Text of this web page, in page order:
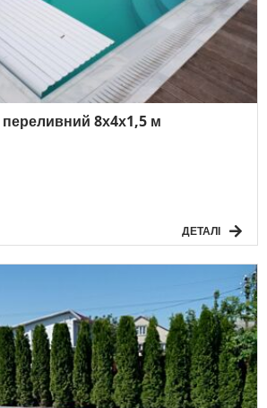
8х4х1,5 м
ДЕТАЛІ